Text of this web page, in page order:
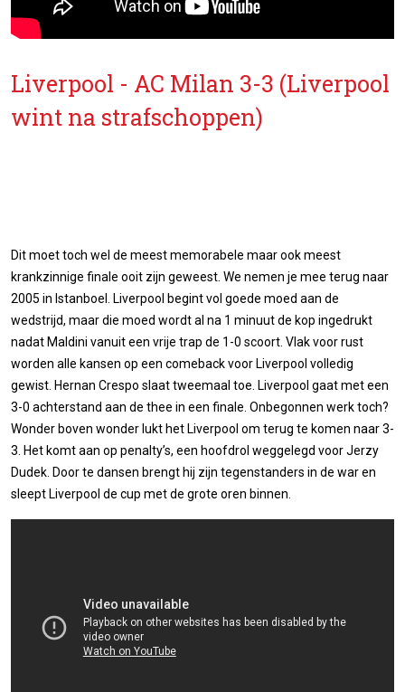
Liverpool - AC Milan 3-3 (Liverpool
wint na strafschoppen)
Dit moet toch wel de meest memorabele maar ook meest
krankzinnige finale ooit zijn geweest. We nemen je mee terug naar
2005 in Istanboel. Liverpool begint vol goede moed aan de
wedstrijd, maar die moed wordt al na 1 minuut de kop ingedrukt
nadat Maldini vanuit een vrije trap de 1-0 scoort. Vlak voor rust
worden alle kansen op een comeback voor Liverpool volledig
gewist. Hernan Crespo slaat tweemaal toe. Liverpool gaat met een
3-0 achterstand aan de thee in een finale. Onbegonnen werk toch?
Wonder boven wonder lukt het Liverpool om terug te komen naar 3-
3. Het komt aan op penalty’s, een hoofdrol weggelegd voor Jerzy
Dudek. Door te dansen brengt hij zijn tegenstanders in de war en
sleept Liverpool de cup met de grote oren binnen.